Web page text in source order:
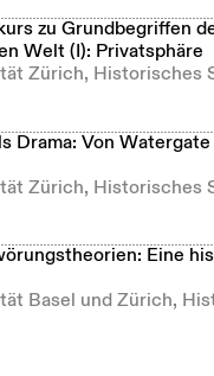
zu Grundbegriffen
Welt (I): Privatsphäre
Zürich, Historisches
Drama: Von
Zürich, Historisches
Eine
Basel und Zürich,